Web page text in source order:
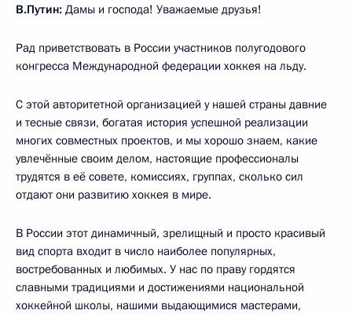
В.Путин: Дамы и господа! Уважаемые друзья!
Рад приветствовать в России участников полугодового
конгресса Международной федерации хоккея на льду.
С этой авторитетной организацией у нашей страны давние
и тесные связи, богатая история успешной реализации
многих совместных проектов, и мы хорошо знаем, какие
увлечённые своим делом, настоящие профессионалы
трудятся в её совете, комиссиях, группах, сколько сил
отдают они развитию хоккея в мире.
В России этот динамичный, зрелищный и просто красивый
вид спорта входит в число наиболее популярных,
востребованных и любимых. У нас по праву гордятся
славными традициями и достижениями национальной
хоккейной школы, нашими выдающимися мастерами,